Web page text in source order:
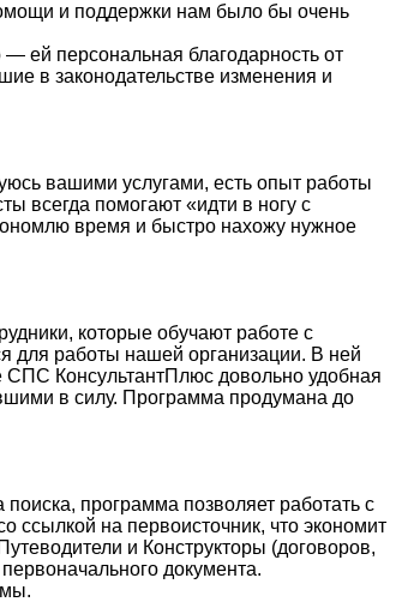
и поддержки нам было бы очень
ей персональная благодарность от
в законодательстве изменения и
вашими услугами, есть опыт работы
всегда помогают «идти в ногу с
время и быстро нахожу нужное
которые обучают работе с
для работы нашей организации. В ней
СПС КонсультантПлюс довольно удобная
в силу. Программа продумана до
программа позволяет работать с
ссылкой на первоисточник, что экономит
и Конструкторы (договоров,
документа.